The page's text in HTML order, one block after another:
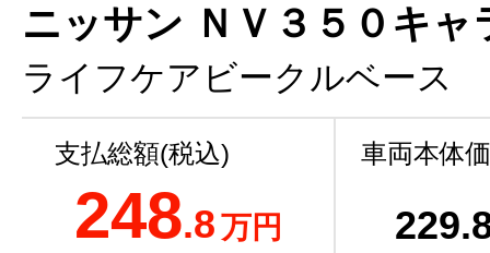
ニッサン ＮＶ３５０キャ
ライフケアビークルベース
支払総額(税込)
248.8万円
車両本体
229